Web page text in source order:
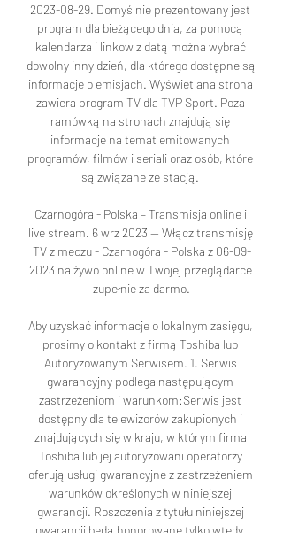
2023-08-29. Domyślnie prezentowany jest
program dla bieżącego dnia, za pomocą
kalendarza i linkow z datą można wybrać
dowolny inny dzień, dla którego dostępne są
informacje o emisjach. Wyświetlana strona
zawiera program TV dla TVP Sport. Poza
ramówką na stronach znajdują się
informacje na temat emitowanych
programów, filmów i seriali oraz osób, które
są związane ze stacją.
Czarnogóra - Polska – Transmisja online i
live stream. 6 wrz 2023 — Włącz transmisję
TV z meczu - Czarnogóra - Polska z 06-09-
2023 na żywo online w Twojej przeglądarce
zupełnie za darmo.
Aby uzyskać informacje o lokalnym zasięgu,
prosimy o kontakt z firmą Toshiba lub
Autoryzowanym Serwisem. 1. Serwis
gwarancyjny podlega następującym
zastrzeżeniom i warunkom:Serwis jest
dostępny dla telewizorów zakupionych i
znajdujących się w kraju, w którym firma
Toshiba lub jej autoryzowani operatorzy
oferują usługi gwarancyjne z zastrzeżeniem
warunków określonych w niniejszej
gwarancji. Roszczenia z tytułu niniejszej